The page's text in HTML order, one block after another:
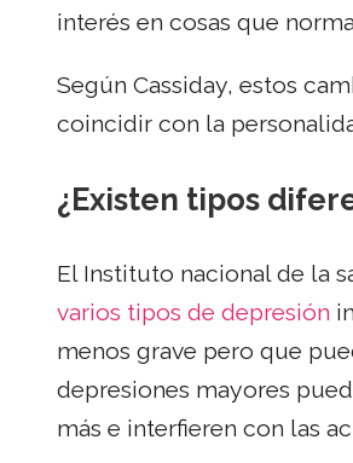
interés en cosas que
Según Cassiday, estos
coincidir con la
¿Existen tipos
El Instituto nacional de la
varios tipos de depresión
menos grave pero que
depresiones mayores
más e interfieren con las